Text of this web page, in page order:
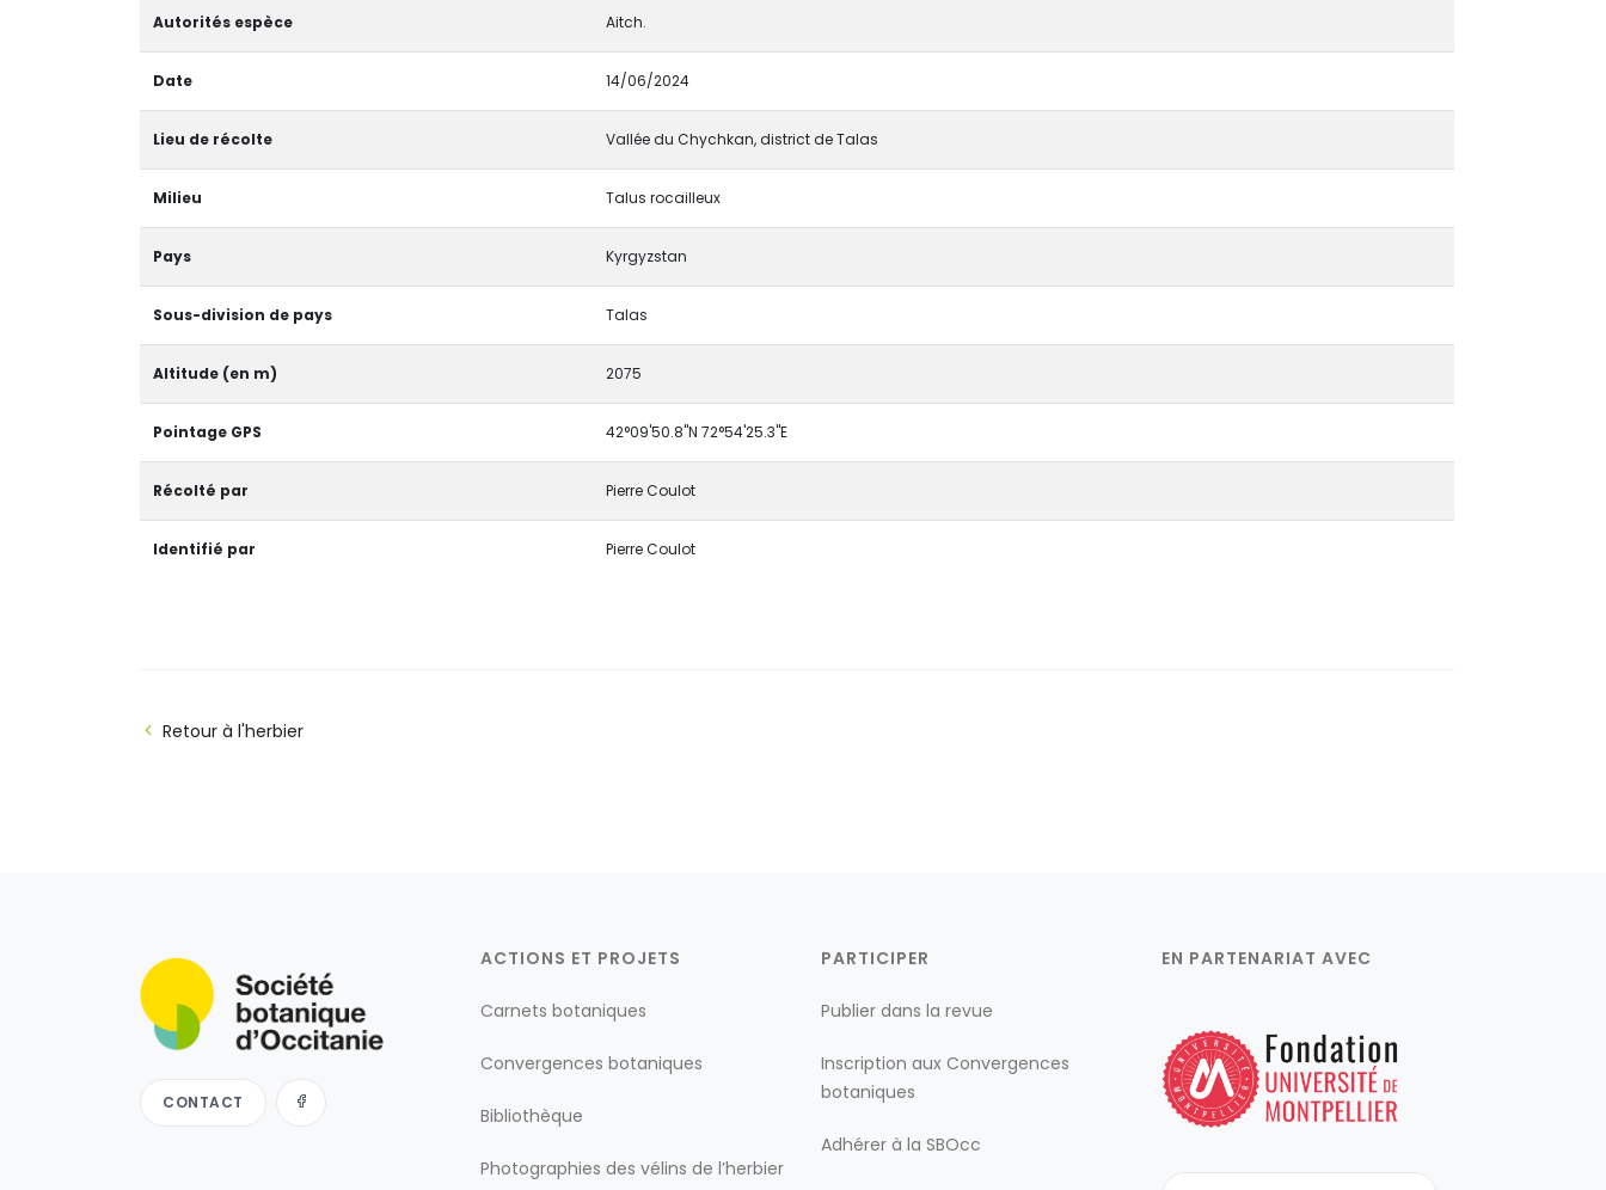
Autorités espèce Aitch.
Date 14/06/2024
Lieu de récolte Vallée du Chychkan, district de Talas
Milieu Talus rocailleux
Pays Kyrgyzstan
Sous-division de pays Talas
Altitude (en m) 2075
Pointage GPS 42°09'50.8"N 72°54'25.3"E
Récolté par Pierre Coulot
Identifié par Pierre Coulot
Retour à l'herbier
CONTACT
ACTIONS ET PROJETS
Carnets botaniques
Convergences botaniques
Bibliothèque
Photographies des vélins de l’herbier
PARTICIPER
Publier dans la revue
Inscription aux Convergences
botaniques
Adhérer à la SBOcc
EN PARTENARIAT AVEC